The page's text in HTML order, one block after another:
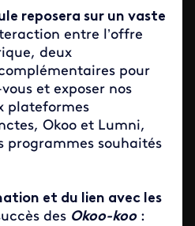
reposera sur un vaste
entre l’offre
deux
pour
et exposer nos
plateformes
Okoo et Lumni,
programmes souhaités
et du lien avec les
des Okoo-koo: